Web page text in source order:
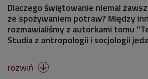
Dlaczego świętowanie niemal
ze spożywaniem potraw? Między
rozmawialiśmy z autorkami tomu
Studia z antropologii i socjologii
rozwiń 